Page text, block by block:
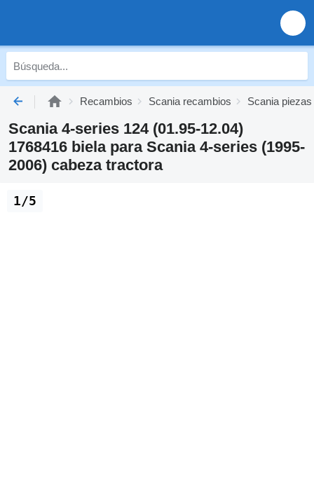
Recambios Scania recambios Scania
Scania 4-series 124 (01.95-12.04)
1768416 biela para Scania 4-series (1995-
2006) cabeza tractora
1/5